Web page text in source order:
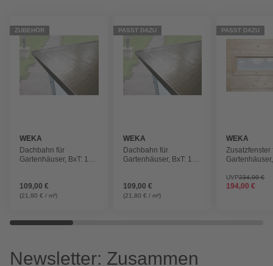
ZUBEHÖR
WEKA
Dachbahn für
Gartenhäuser, BxT: 100
109,00 €
(21,80 € / m²)
PASST DAZU
WEKA
Dachbahn für
Gartenhäuser, BxT: 100
109,00 €
(21,80 € / m²)
PASST DAZU
WEKA
Zusatzfenster
Gartenhäuser,
UVP234,99 €
194,00 €
Newsletter: Zusammen